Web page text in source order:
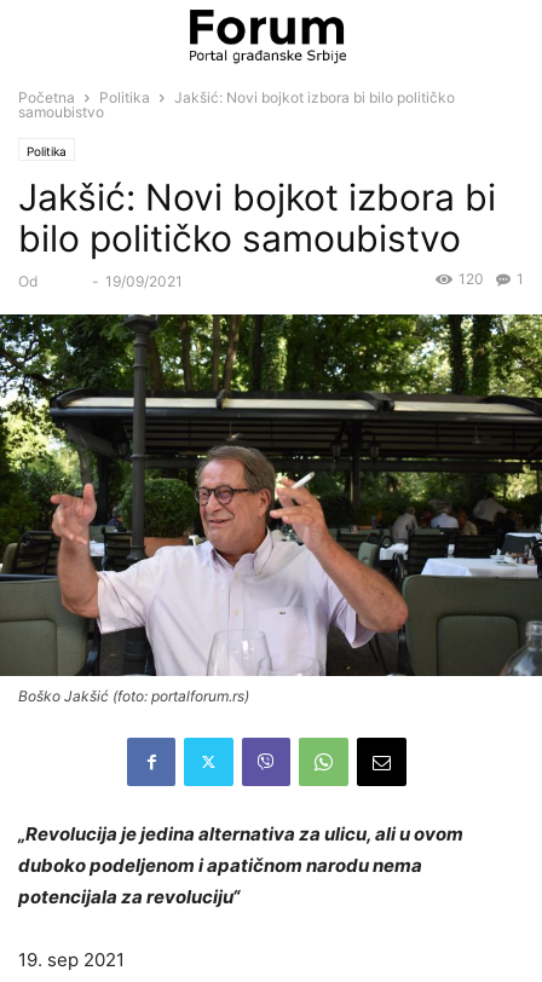
Početna Politika
Jakšić: Novi bojkot izbora bi bilo političko
samoubistvo
Politika
Jakšić: Novi bojkot izbora bi
bilo političko samoubistvo
Od - 19/09/2021 1
120
Boško Jakšić (foto: portalforum.rs)
„Revolucija je jedina alternativa za ulicu, ali u ovom
duboko podeljenom i apatičnom narodu nema
potencijala za revoluciju“
19. sep 2021